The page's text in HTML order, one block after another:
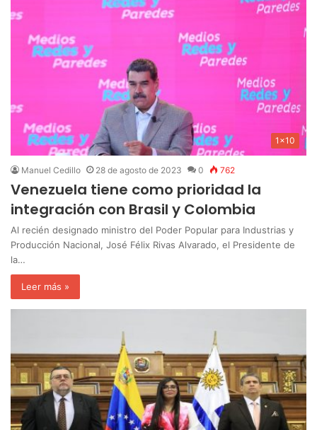
1x10
Manuel Cedillo 28 de agosto de 2023 0 762
Venezuela tiene como prioridad la
integración con Brasil y Colombia
Al recién designado ministro del Poder Popular para Industrias y
Producción Nacional, José Félix Rivas Alvarado, el Presidente de
la…
Leer más »